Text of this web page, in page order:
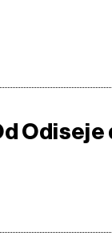
Odiseje